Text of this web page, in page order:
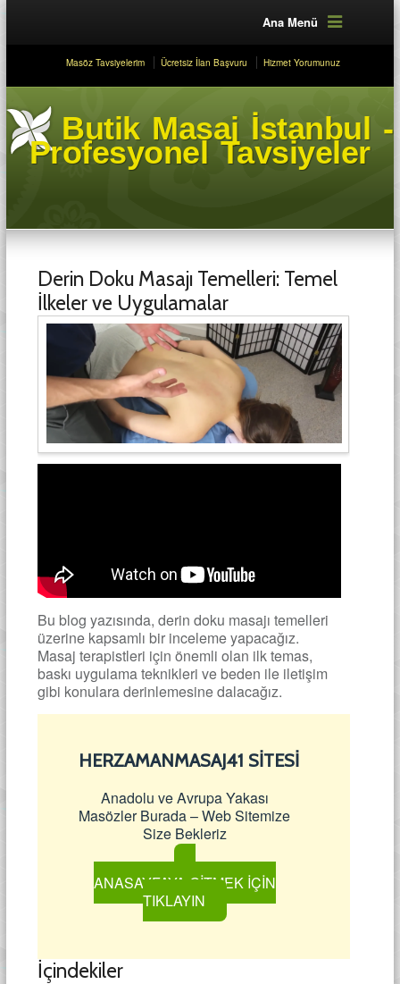
Ana Menü
Masöz Tavsiyelerim Ücretsiz İlan Başvuru Hizmet Yorumunuz
Butik Masaj İstanbul -
Profesyonel Tavsiyeler
Derin Doku Masajı Temelleri: Temel
İlkeler ve Uygulamalar
Bu blog yazısında, derin doku masajı temelleri
üzerine kapsamlı bir inceleme yapacağız.
Masaj terapistleri için önemli olan ilk temas,
baskı uygulama teknikleri ve beden ile iletişim
gibi konulara derinlemesine dalacağız.
HERZAMANMASAJ41 SİTESİ
Anadolu ve Avrupa Yakası
Masözler Burada – Web Sitemize
Size Bekleriz
ANASAYFAYA GİTMEK İÇİN
TIKLAYIN
İçindekiler